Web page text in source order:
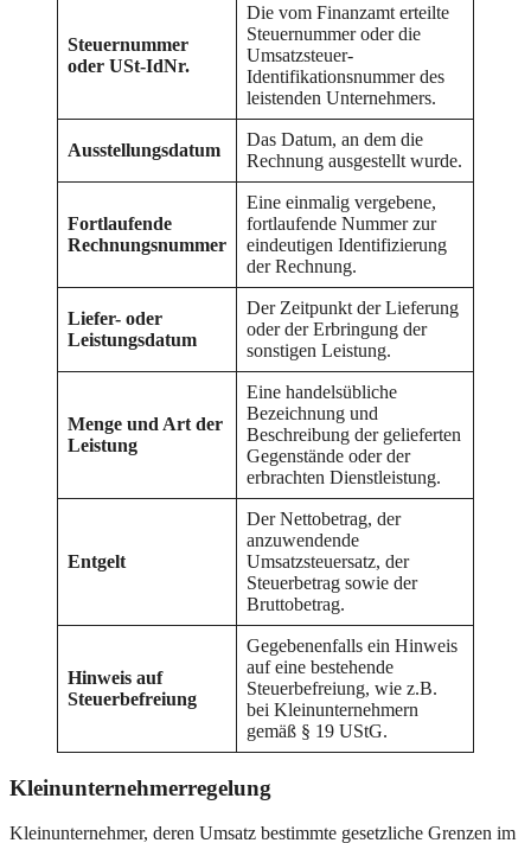
Steuernummer
oder USt-IdNr.
Die vom Finanzamt erteilte
Steuernummer oder die
Umsatzsteuer-
Identifikationsnummer des
leistenden Unternehmers.
Ausstellungsdatum
Das Datum, an dem die
Rechnung ausgestellt wurde.
Fortlaufende
Rechnungsnummer
Eine einmalig vergebene,
fortlaufende Nummer zur
eindeutigen Identifizierung
der Rechnung.
Liefer- oder
Leistungsdatum
Der Zeitpunkt der Lieferung
oder der Erbringung der
sonstigen Leistung.
Menge und Art der
Leistung
Eine handelsübliche
Bezeichnung und
Beschreibung der gelieferten
Gegenstände oder der
erbrachten Dienstleistung.
Entgelt
Der Nettobetrag, der
anzuwendende
Umsatzsteuersatz, der
Steuerbetrag sowie der
Bruttobetrag.
Hinweis auf
Steuerbefreiung
Gegebenenfalls ein Hinweis
auf eine bestehende
Steuerbefreiung, wie z.B.
bei Kleinunternehmern
gemäß § 19 UStG.
Kleinunternehmerregelung
Kleinunternehmer, deren Umsatz bestimmte gesetzliche Grenzen im